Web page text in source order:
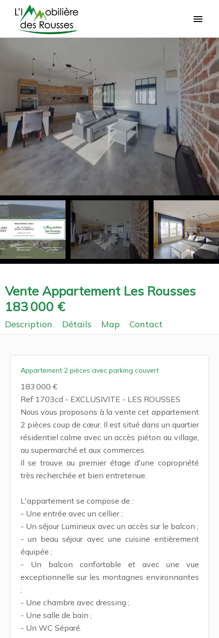
Vente Appartement Les Rousses
183 000 €
Description Détails Map Contact
Appartement 2 pièces avec parking couvert
183 000 €
Ref 1703cd - EXCLUSIVITE - LES ROUSSES
Nous vous proposons à la vente cet appartement
2 pièces coup de cœur. Il est situé dans un quartier
résidentiel calme avec un accès piéton au village,
au supermarché et aux commerces.
Il se trouve au premier étage d'une copropriété
très recherchée et bien entretenue.
L'appartement se compose de :
- Une entrée avec un cellier ;
- Un séjour Lumineux avec un accès sur le balcon ;
- un beau séjour avec une cuisine entièrement
équipée ;
- Un balcon confortable et avec une vue
exceptionnelle sur les montagnes environnantes
;
- Une chambre avec dressing ;
- Une salle de bain ;
- Un WC Séparé.